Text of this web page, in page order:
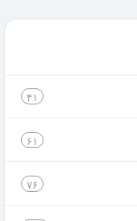
۴۱
۶۱
۷۶